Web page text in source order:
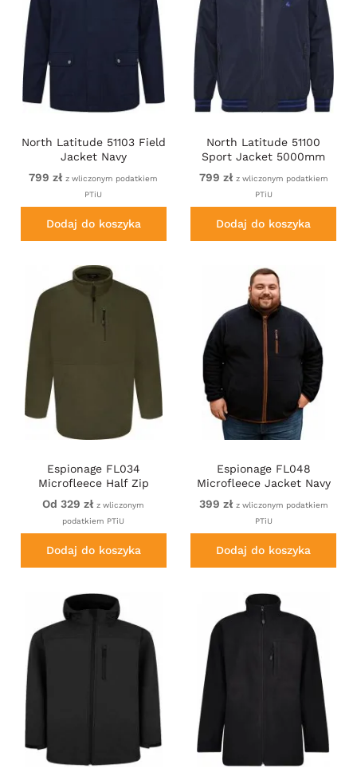
North Latitude 51103 Field
Jacket Navy
799 zł z wliczonym podatkiem
PTiU
Dodaj do koszyka
North Latitude 51100
Sport Jacket 5000mm
799 zł z wliczonym podatkiem
PTiU
Dodaj do koszyka
Espionage FL034
Microfleece Half Zip
Jacket Light Olive
Od 329 zł z wliczonym
podatkiem PTiU
Dodaj do koszyka
Espionage FL048
Microfleece Jacket Navy
399 zł z wliczonym podatkiem
PTiU
Dodaj do koszyka